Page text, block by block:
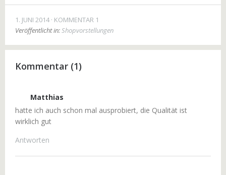
1. JUNI 2014 KOMMENTAR 1
Veröffentlicht in:Shopvorstellungen
Kommentar (1)
Matthias
hatte ich auch schon mal ausprobiert, die Qualität ist
wirklich gut
Antworten